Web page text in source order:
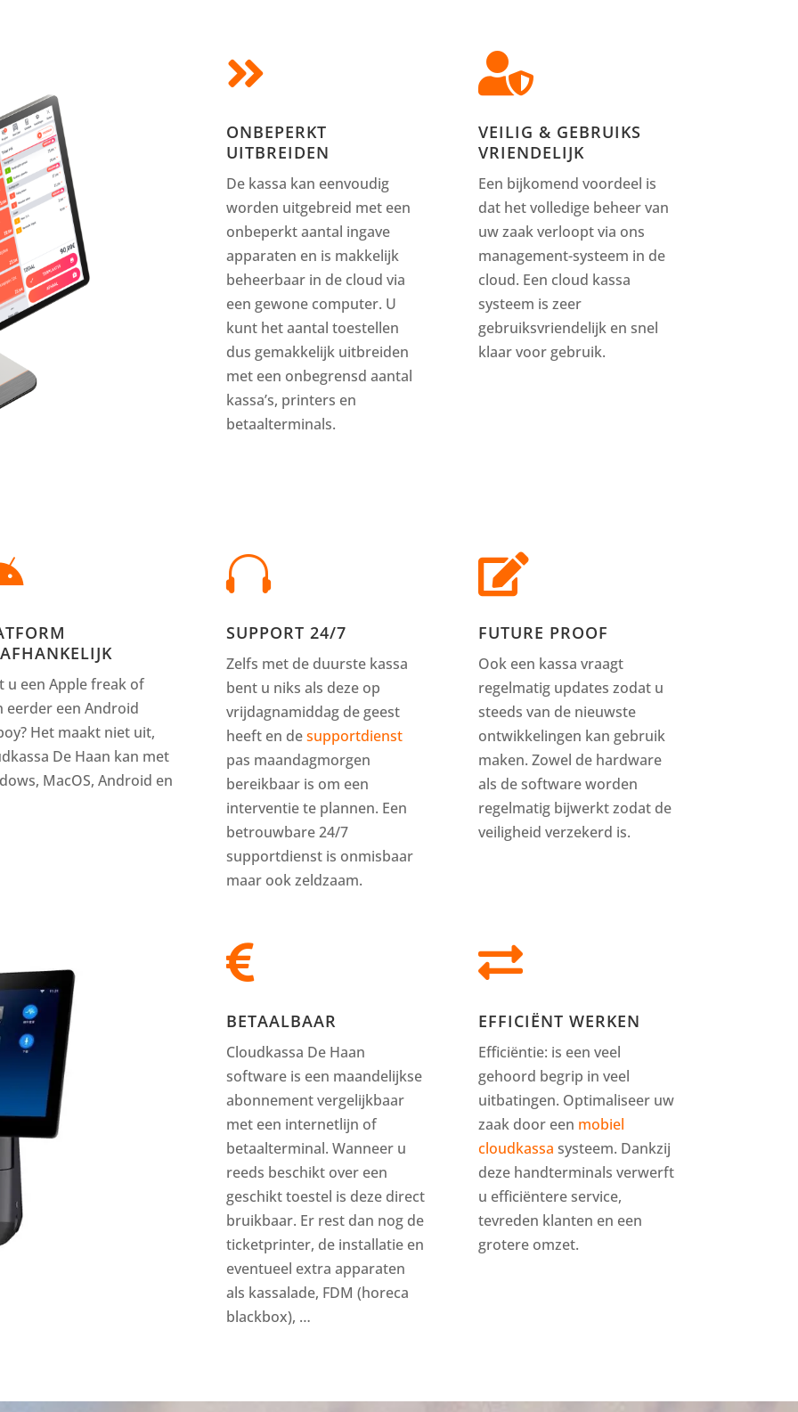

ONBEPERKT
UITBREIDEN
De kassa kan eenvoudig
worden uitgebreid met een
onbeperkt aantal ingave
apparaten en is makkelijk
beheerbaar in de cloud via
een gewone computer. U
kunt het aantal toestellen
dus gemakkelijk uitbreiden
met een onbegrensd aantal
kassa’s, printers en
betaalterminals.

VEILIG & GEBRUIKS
VRIENDELIJK
Een bijkomend voordeel is
dat het volledige beheer van
uw zaak verloopt via ons
management-systeem in de
cloud. Een cloud kassa
systeem is zeer
gebruiksvriendelijk en snel
klaar voor gebruik.
u een Apple freak of
eerder een Android
Het maakt niet uit,
De Haan kan met
MacOS, Android en

SUPPORT 24/7
Zelfs met de duurste kassa
bent u niks als deze op
vrijdagnamiddag de geest
heeft en desupportdienst
pas maandagmorgen
bereikbaar is om een
interventie te plannen. Een
betrouwbare 24/7
supportdienst is onmisbaar
maar ook zeldzaam.

FUTURE PROOF
Ook een kassa vraagt
regelmatig updates zodat u
steeds van de nieuwste
ontwikkelingen kan gebruik
maken. Zowel de hardware
als de software worden
regelmatig bijwerkt zodat de
veiligheid verzekerd is.

BETAALBAAR
Cloudkassa De Haan
software is een maandelijkse
abonnement vergelijkbaar
met een internetlijn of
betaalterminal. Wanneer u
reeds beschikt over een
geschikt toestel is deze direct
bruikbaar. Er rest dan nog de
ticketprinter, de installatie en
eventueel extra apparaten
als kassalade, FDM (horeca
blackbox), …

EFFICIËNT WERKEN
Efficiëntie: is een veel
gehoord begrip in veel
uitbatingen. Optimaliseer uw
zaak door een mobiel
cloudkassa systeem. Dankzij
deze handterminals verwerft
u efficiëntere service,
tevreden klanten en een
grotere omzet.